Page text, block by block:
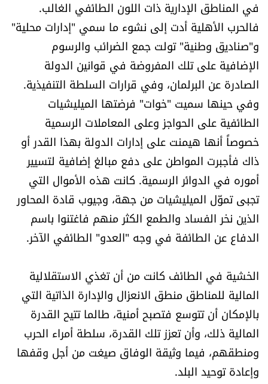
سجالات
صحّة وصحن
الرياضة
منوّعات
حظّك اليوم
للتاريخ
فيديو
من نحن
للتواصل معنا
شروط الاستخدام
شروط الإشتراك
في المناطق الإدارية ذات اللون الطائفي الغالب.
فالحرب الأهلية أدت إلى نشوء ما سمي "إدارات محلية"
و"صناديق وطنية" تولت جمع الضرائب والرسوم
الإضافية على تلك المفروضة في قوانين الدولة
الصادرة عن البرلمان، وفي قرارات السلطة التنفيذية.
وفي حينها سميت "خوات" فرضتها الميليشيات
الطائفية على الحواجز وعلى المعاملات الرسمية
خصوصاً أنها هيمنت على إدارات الدولة بهذا القدر أو
ذاك فأجبرت المواطن على دفع مبالغ إضافية لتسيير
أموره في الدوائر الرسمية. كانت هذه الأموال التي
تجبى تموّل الميليشيات من جهة، وجيوب قادة المحاور
الذين نخر الفساد والطمع الكثر منهم فاغتنوا باسم
الدفاع عن الطائفة في وجه "العدو" الطائفي الآخر.
الخشية في الطائف كانت من أن تغذي الاستقلالية
المالية للمناطق منطق الانعزال والإدارة الذاتية التي
بالإمكان أن تتوسع فتصبح أمنية، طالما تتيح القدرة
المالية ذلك، وأن تعزز تلك القدرة، سلطة أمراء الحرب
ومنطقهم، فيما وثيقة الوفاق صيغت من أجل وقفها
وإعادة توحيد البلد.